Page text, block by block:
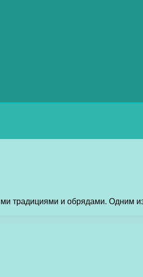
традициями и обрядами. Одним